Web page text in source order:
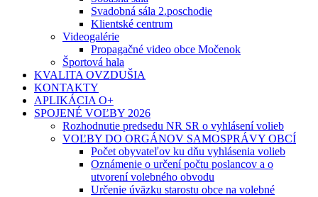
Svadobná sála 2.poschodie
Klientské centrum
Videogalérie
Propagačné video obce Močenok
Športová hala
KVALITA OVZDUŠIA
KONTAKTY
APLIKÁCIA O+
SPOJENÉ VOĽBY 2026
Rozhodnutie predsedu NR SR o vyhlásení volieb
VOĽBY DO ORGÁNOV SAMOSPRÁVY OBCÍ
Počet obyvateľov ku dňu vyhlásenia volieb
Oznámenie o určení počtu poslancov a o
utvorení volebného obvodu
Určenie úväzku starostu obce na volebné